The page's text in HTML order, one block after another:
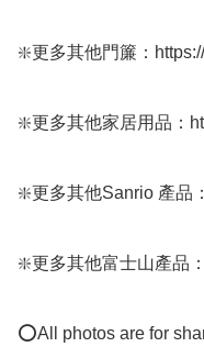
❇️更多其他門簾：
❇️更多其他家居用品：
❇️更多其他Sanrio 產品
❇️更多其他富士山產品
⭕All photos are for